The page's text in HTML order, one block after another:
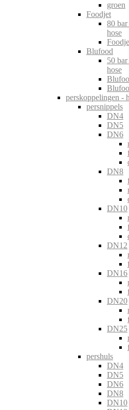
groen
Foodjet
80
hose
Blufood
50
hose
perskoppelingen -
persnippels
DN4
DN5
DN6
DN8
DN10
DN12
DN16
DN20
DN25
pershuls
DN4
DN5
DN6
DN8
DN10